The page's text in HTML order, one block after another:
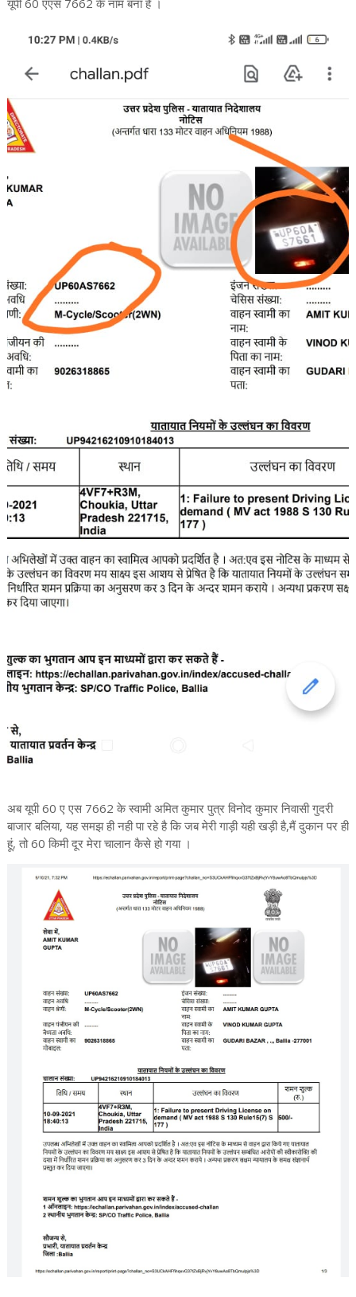
यूपी 60 एएस 7662 के नाम बना है ।
अब यूपी 60 ए एस 7662 के स्वामी अमित कुमार पुत्र विनोद कुमार निवासी गुदरी
बाजार बलिया, यह समझ ही नही पा रहे है कि जब मेरी गाड़ी यही खड़ी है,मैं दुकान पर ही
हूं, तो 60 किमी दूर मेरा चालान कैसे हो गया ।